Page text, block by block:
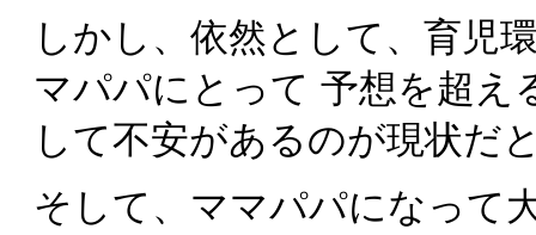
しかし、依然として、育児
マパパにとって 予想を超え
して不安があるのが現状だ
そして、ママパパになって